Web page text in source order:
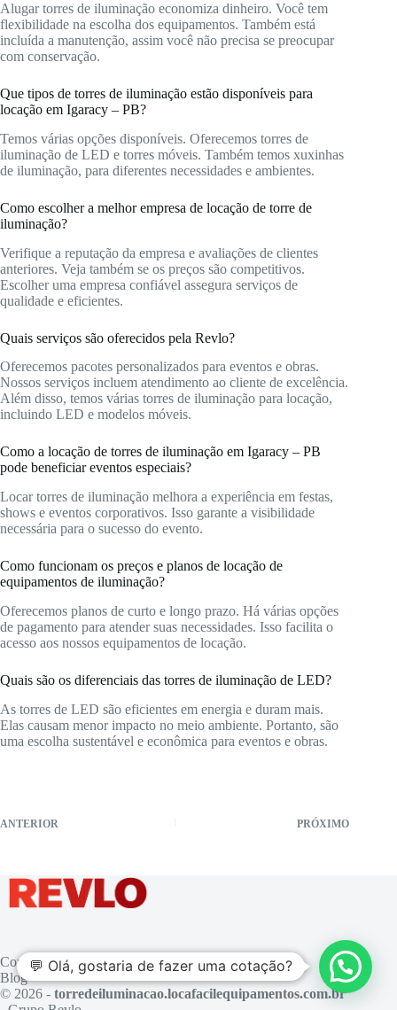
Alugar torres de iluminação economiza dinheiro. Você tem
flexibilidade na escolha dos equipamentos. Também está
incluída a manutenção, assim você não precisa se preocupar
com conservação.
Que tipos de torres de iluminação estão disponíveis para
locação em Igaracy – PB?
Temos várias opções disponíveis. Oferecemos torres de
iluminação de LED e torres móveis. Também temos xuxinhas
de iluminação, para diferentes necessidades e ambientes.
Como escolher a melhor empresa de locação de torre de
iluminação?
Verifique a reputação da empresa e avaliações de clientes
anteriores. Veja também se os preços são competitivos.
Escolher uma empresa confiável assegura serviços de
qualidade e eficientes.
Quais serviços são oferecidos pela Revlo?
Oferecemos pacotes personalizados para eventos e obras.
Nossos serviços incluem atendimento ao cliente de excelência.
Além disso, temos várias torres de iluminação para locação,
incluindo LED e modelos móveis.
Como a locação de torres de iluminação em Igaracy – PB
pode beneficiar eventos especiais?
Locar torres de iluminação melhora a experiência em festas,
shows e eventos corporativos. Isso garante a visibilidade
necessária para o sucesso do evento.
Como funcionam os preços e planos de locação de
equipamentos de iluminação?
Oferecemos planos de curto e longo prazo. Há várias opções
de pagamento para atender suas necessidades. Isso facilita o
acesso aos nossos equipamentos de locação.
Quais são os diferenciais das torres de iluminação de LED?
As torres de LED são eficientes em energia e duram mais.
Elas causam menor impacto no meio ambiente. Portanto, são
uma escolha sustentável e econômica para eventos e obras.
ANTERIOR PRÓXIMO
Contato
Blog
© 2026 - torredeiluminacao.locafacilequipamentos.com.br
💬 Olá, gostaria de fazer uma cotação?